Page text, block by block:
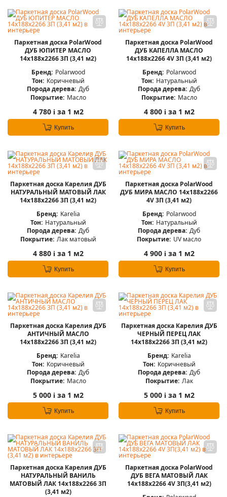
Паркетная доска PolarWood
ДУБ ЮПИТЕР МАСЛО
14x188x2266 3П (3,41 м2)
Бренд: Polarwood
Тон: Коричневый
Порода дерева: Дуб
Покрытие: Масло
4 780 iза 1 м2
Купить
Паркетная доска PolarWood
ДУБ КАПЕЛЛА МАСЛО
14x188x2266 4V 3П (3,41 м2)
Бренд: Polarwood
Тон: Натуральный
Порода дерева: Дуб
Покрытие: Масло
4 800 iза 1 м2
Купить
Паркетная доска Карелия ДУБ
НАТУРАЛЬНЫЙ МАТОВЫЙ ЛАК
14x188x2266 3П (3,41 м2)
Бренд: Karelia
Тон: Натуральный
Порода дерева: Дуб
Покрытие: Лак матовый
4 880 iза 1 м2
Купить
Паркетная доска PolarWood
ДУБ МИРА МАСЛО 14x188x2266
4V 3П (3,41 м2)
Бренд: Polarwood
Тон: Натуральный
Порода дерева: Дуб
Покрытие: UV масло
4 900 iза 1 м2
Купить
Паркетная доска Карелия ДУБ
АНТИЧНЫЙ МАСЛО
14x188x2266 3П (3,41 м2)
Бренд: Karelia
Тон: Коричневый
Порода дерева: Дуб
Покрытие: Масло
5 000 iза 1 м2
Купить
Паркетная доска Карелия ДУБ
ЧЕРНЫЙ ПЕРЕЦ ЛАК
14x188x2266 3П (3,41 м2)
Бренд: Karelia
Тон: Коричневый
Порода дерева: Дуб
Покрытие: Лак
5 000 iза 1 м2
Купить
Паркетная доска Карелия ДУБ
НАТУРАЛЬНЫЙ ВАНИЛЬ
МАТОВЫЙ ЛАК 14x188x2266 3П
(3,41 м2)
Паркетная доска PolarWood
ДУБ ВЕГА МАТОВЫЙ ЛАК
14x188x2266 4V 3П(3,41 м2)